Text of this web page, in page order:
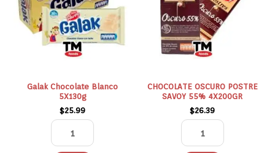
Galak Chocolate Blanco
5X130g
$25.99
cantidad
CHOCOLATE OSCURO POSTRE
SAVOY 55% 4X200GR
$26.39
55%
4X200GR
cantidad